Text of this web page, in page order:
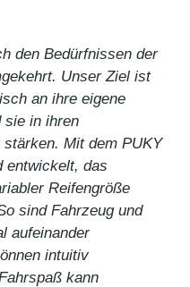
den Bedürfnissen der
Unser Ziel ist
an ihre eigene
sie in ihren
Mit dem PUKY
entwickelt, das
Reifengröße
sind Fahrzeug und
aufeinander
intuitiv
kann